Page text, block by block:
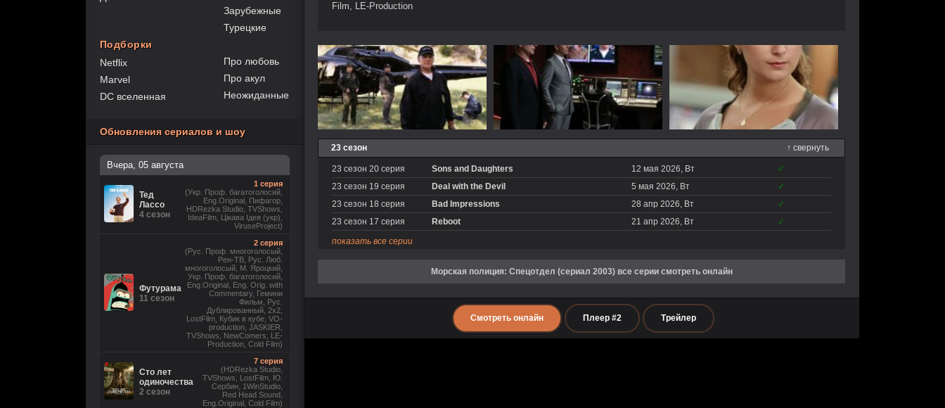
Film, LE-Production
23 сезон ↑ свернуть
23 сезон 20 серия Sons and Daughters 12 мая 2026, Вт
✓
23 сезон 19 серия
Deal with the Devil 5 мая 2026, Вт
✓
23 сезон 18 серия
Bad Impressions 28 апр 2026, Вт
✓
23 сезон 17 серия
Reboot 21 апр 2026, Вт
✓
показать все серии
Морская полиция: Спецотдел (сериал 2003) все серии смотреть онлайн
Смотреть онлайн Плеер #2 Трейлер
Подборки
Netflix
Marvel
DC вселенная
Зарубежные
Турецкие
Про любовь
Про акул
Неожиданные
Обновления сериалов и шоу
Вчера, 05 августа
Тед
Лассо
4 сезон
1 серия
(Укр. Проф. багатоголосий,
Eng.Original, Пифагор,
HDRezka Studio, TVShows,
IdeaFilm, Цікава Ідея (укр),
ViruseProject)
Футурама
11 сезон
2 серия
(Рус. Проф. многоголосый,
Рен-ТВ, Рус. Люб.
многоголосый, М. Яроцкий,
Укр. Проф. багатоголосий,
Eng.Original, Eng. Orig. with
Commentary, Гемини
Фильм, Рус.
Дублированный, 2x2,
LostFilm, Кубик в кубе, VO-
production, JASKIER,
TVShows, NewComers, LE-
Production, Cold Film)
Сто лет
одиночества
2 сезон
7 серия
(HDRezka Studio,
TVShows, LostFilm, Ю.
Сербин, 1WinStudio,
Red Head Sound,
Eng.Original, Cold Film)